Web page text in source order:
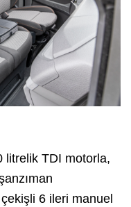
litrelik TDI motorla,
6 ileri manuel